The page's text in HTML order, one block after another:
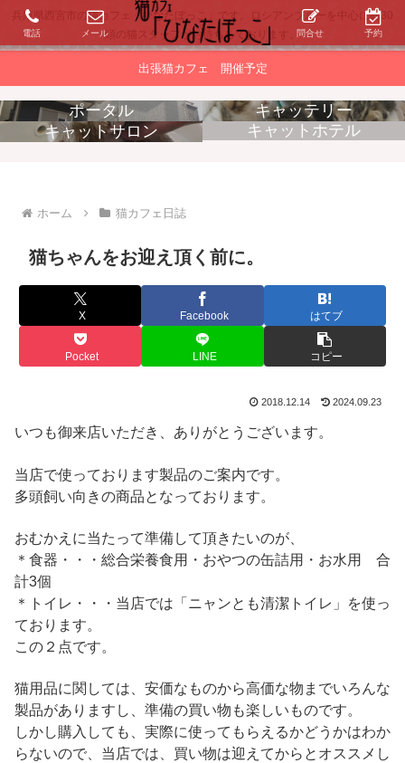
兵庫県西宮市の猫カフェ「ひなたぼっこ」です。ロシアンブルーを中心に約30
頭の猫スタッフがお待ちしております。
出張猫カフェ 開催予定
ポータル
キャッテリー
キャットサロン
キャットホテル
ホーム 猫カフェ日誌
猫ちゃんをお迎え頂く前に。
X Facebook はてブ
Pocket LINE コピー
2018.12.14 2024.09.23
いつも御来店いただき、ありがとうございます。
当店で使っております製品のご案内です。
多頭飼い向きの商品となっております。
おむかえに当たって準備して頂きたいのが、
＊食器・・・総合栄養食用・おやつの缶詰用・お水用 合
計3個
＊トイレ・・・当店では「ニャンとも清潔トイレ」を使っ
ております。
この２点です。
猫用品に関しては、安価なものから高価な物までいろんな
製品がありますし、準備の買い物も楽しいものです。
しかし購入しても、実際に使ってもらえるかどうかはわか
らないので、当店では、買い物は迎えてからとオススメし
電話 メール 問合せ 予約